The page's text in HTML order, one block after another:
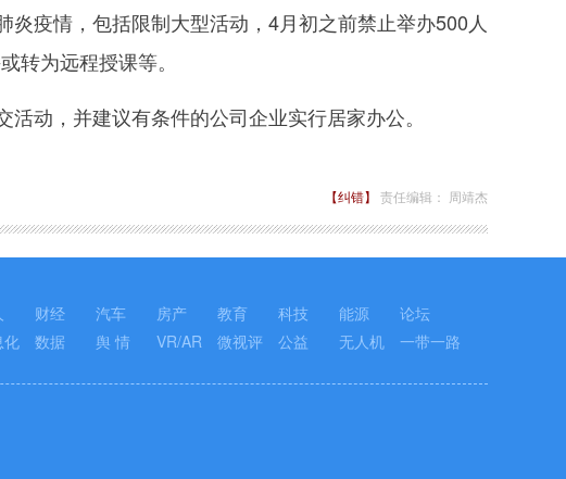
疫情，包括限制大型活动，4月初之前禁止举办500人
转为远程授课等。
动，并建议有条件的公司企业实行居家办公。
【纠错】 责任编辑： 周靖杰
财经 汽车 房产 教育 科技 能源
论坛
化 数据 舆 情 VR/AR 微视评 公益 无人机 一带一路